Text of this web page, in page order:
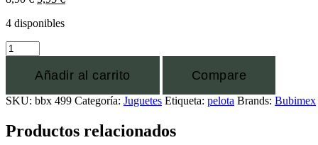
4 disponibles
Añadir al carrito Compare
SKU: bbx 499 Categoría: Juguetes Etiqueta: pelota Brands: Bubimex
Productos relacionados